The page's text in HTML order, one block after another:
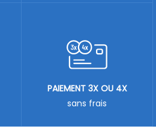
PAIEMENT 3X OU 4X
sans frais